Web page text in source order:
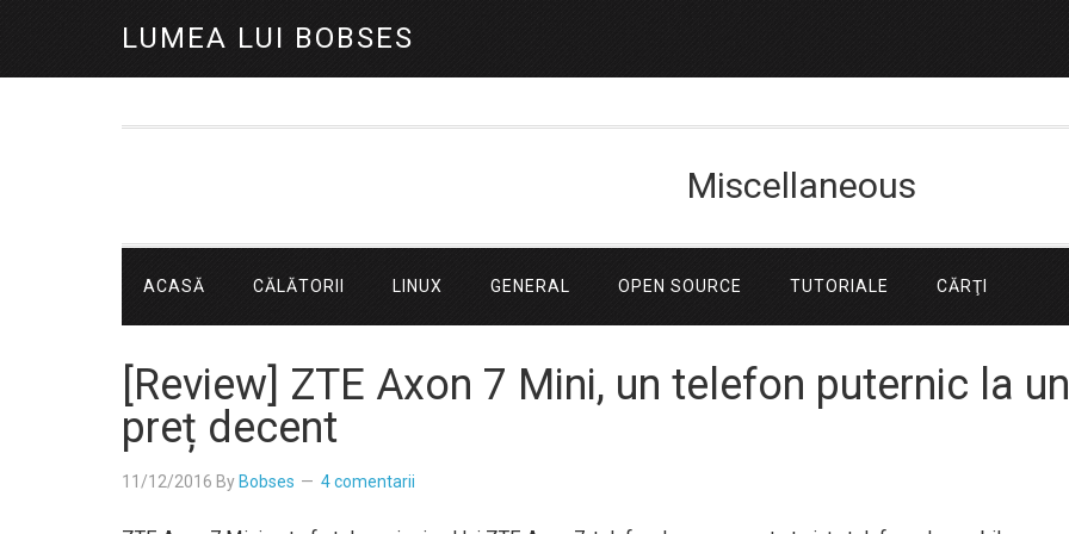
LUMEA LUI BOBSES
Miscellaneous
ACASĂ CĂLĂTORII LINUX GENERAL OPEN SOURCE TUTORIALE CĂRŢI
[Review] ZTE Axon 7 Mini, un telefon puternic la un
preț decent
11/12/2016 By Bobses 4 comentarii